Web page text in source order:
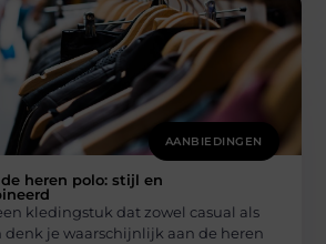
AANBIEDINGEN
heren polo: stijl en
kledingstuk dat zowel casual als
denk je waarschijnlijk aan de heren